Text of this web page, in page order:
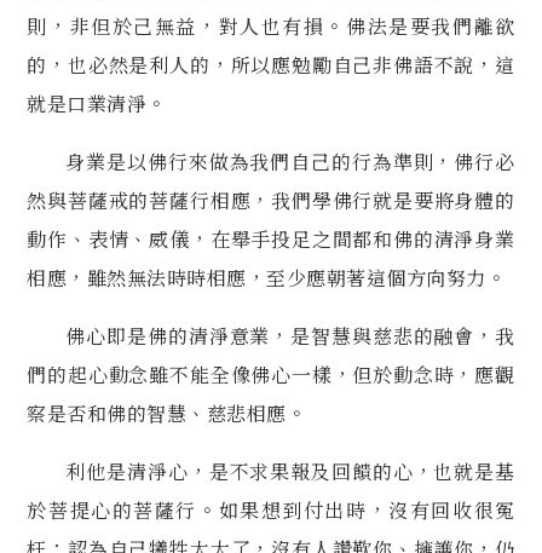
則，非但於己無益，對人也有損。佛法是要我們離欲
的，也必然是利人的，所以應勉勵自己非佛語不說，這
就是口業清淨。
身業是以佛行來做為我們自己的行為準則，佛行必
然與菩薩戒的菩薩行相應，我們學佛行就是要將身體的
動作、表情、威儀，在舉手投足之間都和佛的清淨身業
相應，雖然無法時時相應，至少應朝著這個方向努力。
佛心即是佛的清淨意業，是智慧與慈悲的融會，我
們的起心動念雖不能全像佛心一樣，但於動念時，應觀
察是否和佛的智慧、慈悲相應。
利他是清淨心，是不求果報及回饋的心，也就是基
於菩提心的菩薩行。如果想到付出時，沒有回收很冤